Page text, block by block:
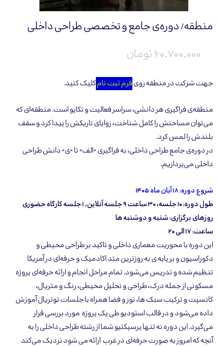
منطقه/ دوره‌ی جامع و تخصصی طراحی داخلی
۶۰,۷۰۰,۰۰۰ تومان
جهت شرکت در منطقه‌ رویفرم ثبت نامکلیک کنید.
منطقه‌ی فراگیری هر دانشی، سراسر فعالیت و تکاپو است. منطقه‌ای که
می‌توان مساحتش را کامل شناخت، زوایای تاریکش را پیدا کرد و سقف
بلندش را لمس کرد.
در دوره‌ی جامع طراحی داخلی، به فراگیری «الف» تا «ی» دانش طراحی
داخلی می‌پردازیم.
شروع دوره: ۱۸ آبان ماه ۱۴۰۵
طول دوره: ۱۰ جلسه، ۳۰ ساعت ۹ جلسه آنلاین٫ ۱ جلسه کارگاه حضوری
روزهای برگزاری: شنبه و دوشنبه ها
ساعت: ۱۷ الی ۲۰
‬تنظیم‭ ‬شده‭ ‬و‭ ‬تدریس‭ ‬می‌‌شود. ‬تمام‭ ‬مراحل انجام و ارائه حرفه‌ای پروژه
‬کانسپت‭ ‬و‭ ‬ترکیب‭ ‬سبک‭ ‬ها،‭ ‬نور‭ ‬و‭ ‬فضا‭ ‬همراه‭ ‬با جلسات‭ ‬توتریال‭ ‬آموزش